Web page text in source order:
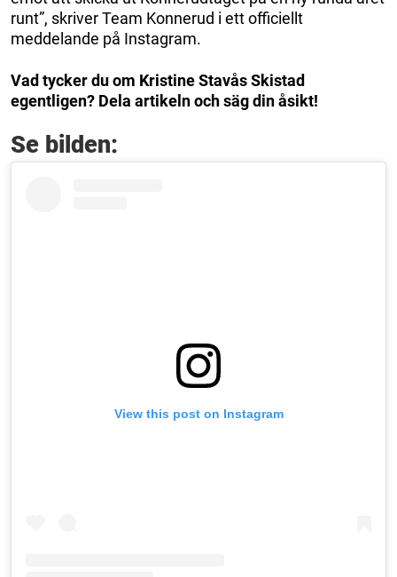
runt”, skriver Team Konnerud i ett officiellt
meddelande på Instagram.
Vad tycker du om Kristine Stavås Skistad
egentligen? Dela artikeln och säg din åsikt!
Se bilden:
View this post on Instagram